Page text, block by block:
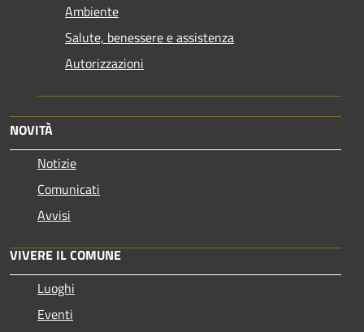
Ambiente
Salute, benessere e assistenza
Autorizzazioni
NOVITÀ
Notizie
Comunicati
Avvisi
VIVERE IL COMUNE
Luoghi
Eventi